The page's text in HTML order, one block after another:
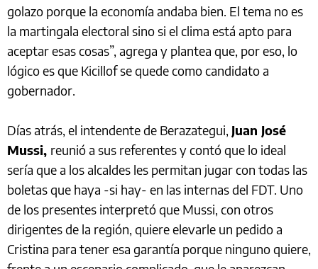
golazo porque la economía andaba bien. El tema no es
la martingala electoral sino si el clima está apto para
aceptar esas cosas”, agrega y plantea que, por eso, lo
lógico es que Kicillof se quede como candidato a
gobernador.
Días atrás, el intendente de Berazategui, Juan José
Mussi, reunió a sus referentes y contó que lo ideal
sería que a los alcaldes les permitan jugar con todas las
boletas que haya -si hay- en las internas del FDT. Uno
de los presentes interpretó que Mussi, con otros
dirigentes de la región, quiere elevarle un pedido a
Cristina para tener esa garantía porque ninguno quiere,